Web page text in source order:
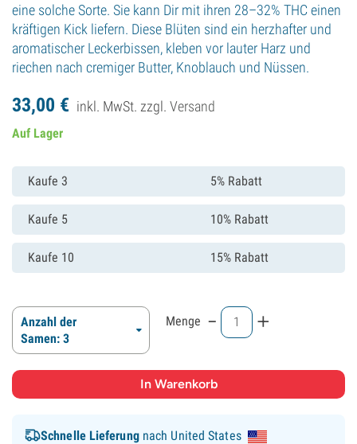
eine solche Sorte. Sie kann Dir mit ihren 28–32% THC einen
kräftigen Kick liefern. Diese Blüten sind ein herzhafter und
aromatischer Leckerbissen, kleben vor lauter Harz und
riechen nach cremiger Butter, Knoblauch und Nüssen.
33,00 € inkl. MwSt. zzgl. Versand
Auf Lager
Kaufe 3 5% Rabatt
Kaufe 5 10% Rabatt
Kaufe 10 15% Rabatt
Anzahl der
Samen: 3
Menge - +
Schnelle Lieferungnach United States